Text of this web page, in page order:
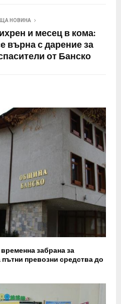
НОВИНА
и месец в кома:
върна с дарение за
от Банско
забрана за
превозни средства до